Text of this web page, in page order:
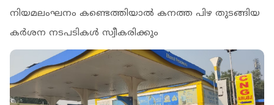
നിയമലംഘനം കണ്ടെത്തിയാൽ കനത്ത പിഴ തുടങ്ങിയ
കർശന നടപടികൾ സ്വീകരിക്കും